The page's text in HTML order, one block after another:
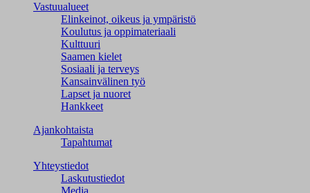
Vastuualueet
Elinkeinot, oikeus ja ympäristö
Koulutus ja oppimateriaali
Kulttuuri
Saamen kielet
Sosiaali ja terveys
Kansainvälinen työ
Lapset ja nuoret
Hankkeet
Ajankohtaista
Tapahtumat
Yhteystiedot
Laskutustiedot